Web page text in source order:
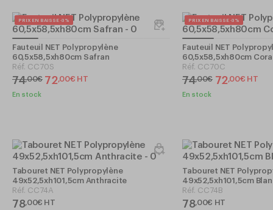
PRIX EN BAISSE -3%
Fauteuil NET Polypropylène
60,5x58,5xh80cm Safran
Réf. CC70S
74,00€ 72,00€ HT
En stock
PRIX EN BAISSE -3%
Fauteuil NET
60,5x58,5xh80cm
Réf. CC70C
74,00€ 72,00€ HT
En stock
Tabouret NET Polypropylène
49x52,5xh101,5cm Anthracite
Réf. CC74A
78,00€ HT
Tabouret NET
49x52,5xh101,5cm
Réf. CC74B
78,00€ HT